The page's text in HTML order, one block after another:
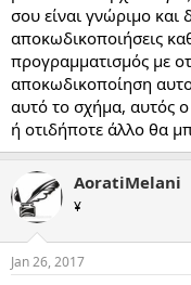
σου είναι γνώριμο και
αποκωδικοποιήσεις
προγραμματισμός με
αποκωδικοποίηση
αυτό το σχήμα, αυτός
ή οτιδήποτε άλλο θα
AoratiMelani
¥
Jan 26, 2017